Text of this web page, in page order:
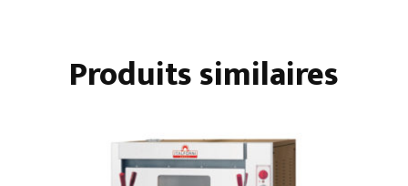
Produits similaires